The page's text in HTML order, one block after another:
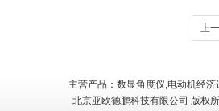
上
主营产品：数显角度仪,电动机经
北京亚欧德鹏科技有限公司 版权